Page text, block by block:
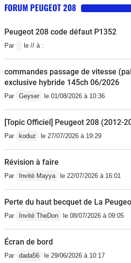
FORUM PEUGEOT 208
Peugeot 208 code défaut P1352
Par le // à :
commandes passage de vitesse
exclusive hybride 145ch 06/2026
Par Geyser le 01/08/2026 à 10:36
[Topic Officiel] Peugeot 208 (2012-
Par koduz le 27/07/2026 à 19:29
Révision à faire
Par Invité Mayya le 22/07/2026 à 16:01
Perte du haut becquet de La
Par Invité TheDon le 08/07/2026 à 09:05
Écran de bord
Par dada56 le 29/06/2026 à 10:17